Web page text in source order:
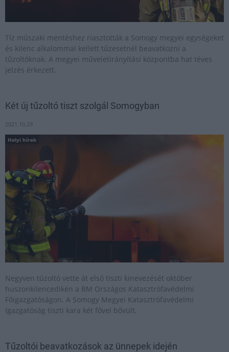
Tíz műszaki mentéshez riasztották a Somogy megyei egységeket
és kilenc alkalommal kellett tűzesetnél beavatkozni a
tűzoltóknak. A megyei műveletirányítási központba hat téves
jelzés érkezett.
Két új tűzoltó tiszt szolgál Somogyban
2021.10.29
Helyi hírek
Negyven tűzoltó vette át első tiszti kinevezését október
huszonkilencedikén a BM Országos Katasztrófavédelmi
Főigazgatóságon. A Somogy Megyei Katasztrófavédelmi
Igazgatóság tiszti kara két fővel bővült.
Tűzoltói beavatkozások az ünnepek idején